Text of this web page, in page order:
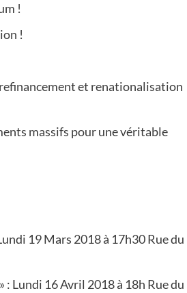
!
!
refinancement et renationalisation
massifs pour une véritable
19 Mars 2018 à 17h30 Rue du
Lundi 16 Avril 2018 à 18h Rue du